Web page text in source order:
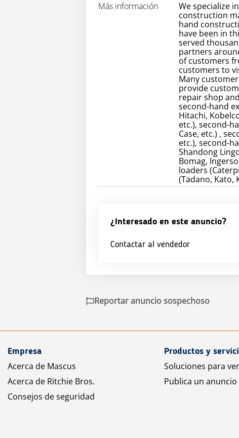
Más información
We specialize
construction
hand
have been in
served
partners
of customers
customers to
Many
provide
repair shop
second-hand
Hitachi,
etc.), second-
Case, etc.) ,
etc.), second-
Shandong
Bomag,
loaders
(Tadano, Kato,
¿Interesado en este anuncio?
Contactar al vendedor
Reportar anuncio sospechoso
Empresa
Acerca de Mascus
Acerca de Ritchie Bros.
Consejos de seguridad
Productos y
Soluciones para
Publica un anuncio